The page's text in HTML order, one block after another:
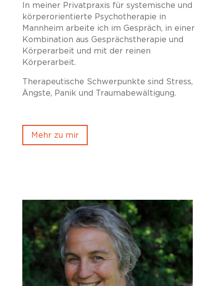
In meiner Privatpraxis für systemische und
körperorientierte Psychotherapie in
Mannheim arbeite ich im Gespräch, in einer
Kombination aus Gesprächstherapie und
Körperarbeit und mit der reinen
Körperarbeit.
Therapeutische Schwerpunkte sind Stress,
Ängste, Panik und Traumabewältigung.
Mehr zu mir